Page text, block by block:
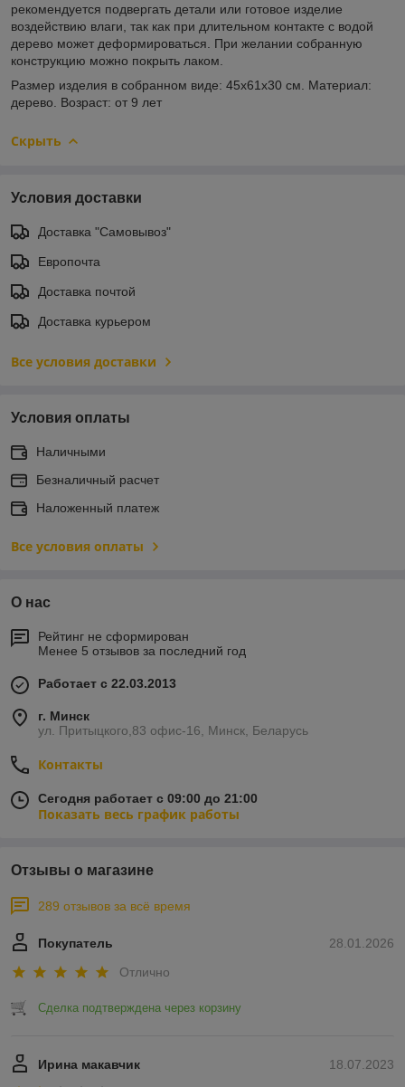
рекомендуется подвергать детали или готовое изделие
воздействию влаги, так как при длительном контакте с водой
дерево может деформироваться. При желании собранную
конструкцию можно покрыть лаком.
Размер изделия в собранном виде: 45х61х30 см. Материал:
дерево. Возраст: от 9 лет
Скрыть
Условия доставки
Доставка "Самовывоз"
Европочта
Доставка почтой
Доставка курьером
Все условия доставки
Условия оплаты
Наличными
Безналичный расчет
Наложенный платеж
Все условия оплаты
О нас
Рейтинг не сформирован
Менее 5 отзывов за последний год
Работает с 22.03.2013
г. Минск
ул. Притыцкого,83 офис-16, Минск, Беларусь
Контакты
Сегодня работает с 09:00 до 21:00
Показать весь график работы
Отзывы о магазине
289 отзывов за всё время
28.01.2026
Покупатель
Отлично
Сделка подтверждена через корзину
18.07.2023
Ирина макавчик